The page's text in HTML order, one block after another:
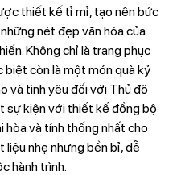
thiết kế tỉ mỉ, tạo nên bức
nét đẹp văn hóa của
Không chỉ là trang phục
biệt còn là một món quà kỷ
và tình yêu đối với Thủ đô
sự kiện với thiết kế đồng bộ
hòa và tính thống nhất cho
nhẹ nhưng bền bỉ, dễ
hành trình.